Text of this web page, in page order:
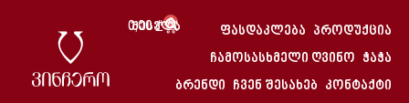
ფასდაკლება პროდუქცია
ჩამოსასხმელი ღვინო ჭაჭა
ბრენდი ჩვენ შესახებ კონტაქტი
0,00₾ 0
Შესვლა
Მთავარი /Ახაშენი
მთავარი/ღვინო / ახაშენი